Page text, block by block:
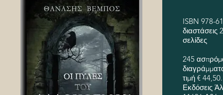
ISBN 978-
διαστάσεις
σελίδες
245
τιμή € 44,50.
Εκδόσεις